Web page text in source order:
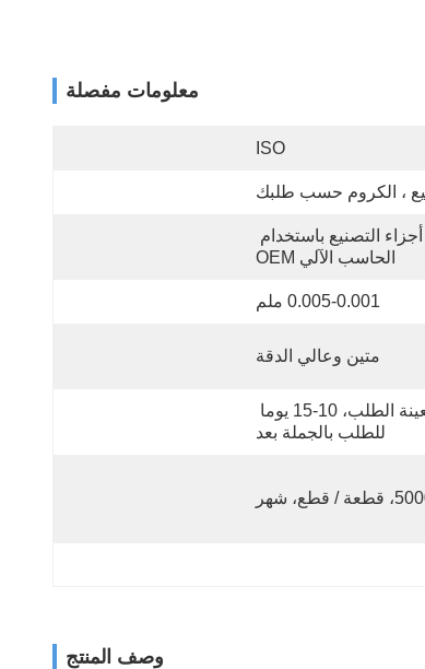
معلومات مفصلة
ISO
، الكروم حسب طلبك
الحاسب الآلي OEM
0.005-0.001 ملم
متين وعالي الدقة
للطلب بالجملة بعد
قطعة / قطع، شهر
وصف المنتج